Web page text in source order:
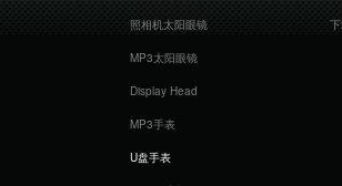
照相机太阳眼镜
MP3太阳眼镜
Display Head
MP3手表
U盘手表